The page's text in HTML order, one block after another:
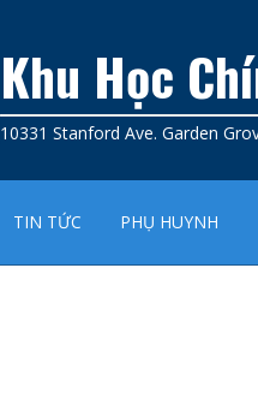
Khu Học
10331 Stanford Ave. Garden
TIN TỨC PHỤ HUYNH